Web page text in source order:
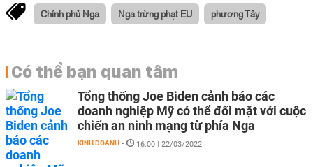
Chính phủ Nga Nga trừng phạt EU phương Tây
Có thể bạn quan tâm
Tổng thống Joe Biden cảnh báo các
doanh nghiệp Mỹ có thể đối mặt với cuộc
chiến an ninh mạng từ phía Nga
KINH DOANH - 16:00 | 22/03/2022